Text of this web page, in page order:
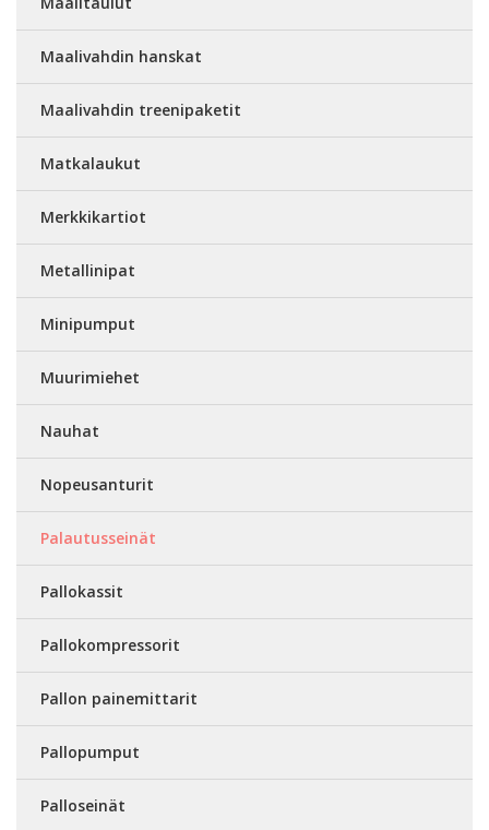
Maalivahdin hanskat
Maalivahdin treenipaketit
Matkalaukut
Merkkikartiot
Metallinipat
Minipumput
Muurimiehet
Nauhat
Nopeusanturit
Palautusseinät
Pallokassit
Pallokompressorit
Pallon painemittarit
Pallopumput
Palloseinät